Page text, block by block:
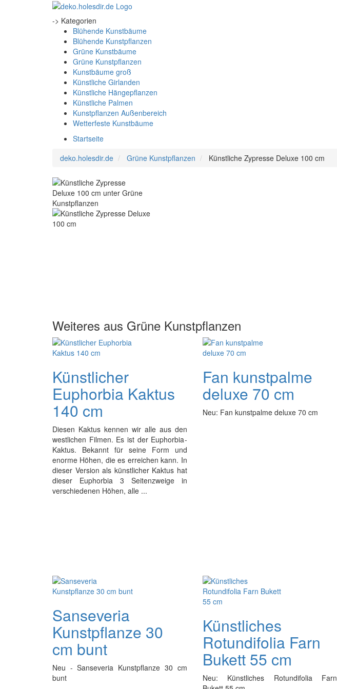
-> Kategorien
Blühende Kunstbäume
Blühende Kunstpflanzen
Grüne Kunstbäume
Grüne Kunstpflanzen
Kunstbäume groß
Künstliche Girlanden
Künstliche Hängepflanzen
Künstliche Palmen
Kunstpflanzen Außenbereich
Wetterfeste Kunstbäume
Startseite
deko.holesdir.de
Grüne Kunstpflanzen Künstliche Zypresse Deluxe 100 cm
Weiteres aus Grüne Kunstpflanzen
Künstlicher
Euphorbia Kaktus
140 cm
Diesen Kaktus kennen wir alle aus den
westlichen Filmen. Es ist der Euphorbia-
Kaktus. Bekannt für seine Form und
enorme Höhen, die es erreichen kann. In
dieser Version als künstlicher Kaktus hat
dieser Euphorbia 3 Seitenzweige in
verschiedenen Höhen, alle ...
Fan kunstpalme
deluxe 70 cm
Neu: Fan kunstpalme deluxe 70 cm
Sanseveria
Kunstpflanze 30
cm bunt
Neu - Sanseveria Kunstpflanze 30 cm
bunt
Künstliches
Rotundifolia Farn
Bukett 55 cm
Neu: Künstliches Rotundifolia Farn